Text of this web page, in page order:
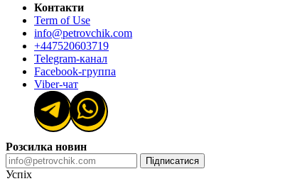
Контакти
Term of Use
info@petrovchik.com
+447520603719
Telegram-канал
Facebook-группа
Viber-чат
Розсилка новин
Підписатися
Успіх